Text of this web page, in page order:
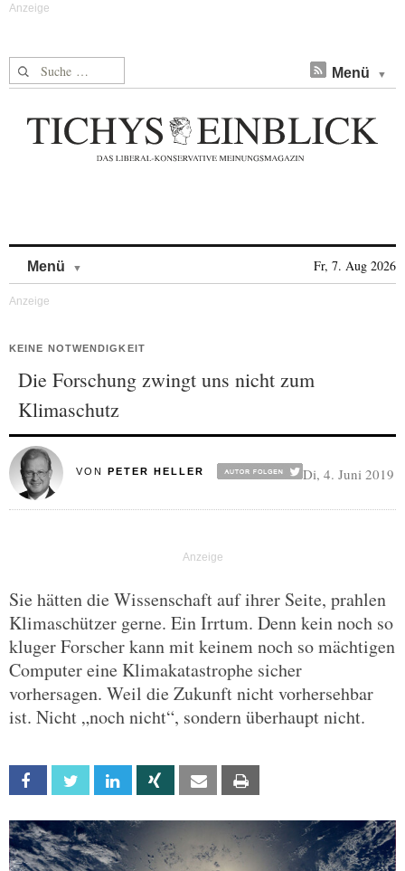
Suche nach: Menü
Menü Fr, 7. Aug 2026
KEINE NOTWENDIGKEIT
Die Forschung zwingt uns nicht zum
Klimaschutz
VON PETER HELLER Di, 4. Juni 2019
Sie hätten die Wissenschaft auf ihrer Seite, prahlen
Klimaschützer gerne. Ein Irrtum. Denn kein noch so
kluger Forscher kann mit keinem noch so mächtigen
Computer eine Klimakatastrophe sicher
vorhersagen. Weil die Zukunft nicht vorhersehbar
ist. Nicht „noch nicht“, sondern überhaupt nicht.
Facebook Twitter Linkedin Xing Email